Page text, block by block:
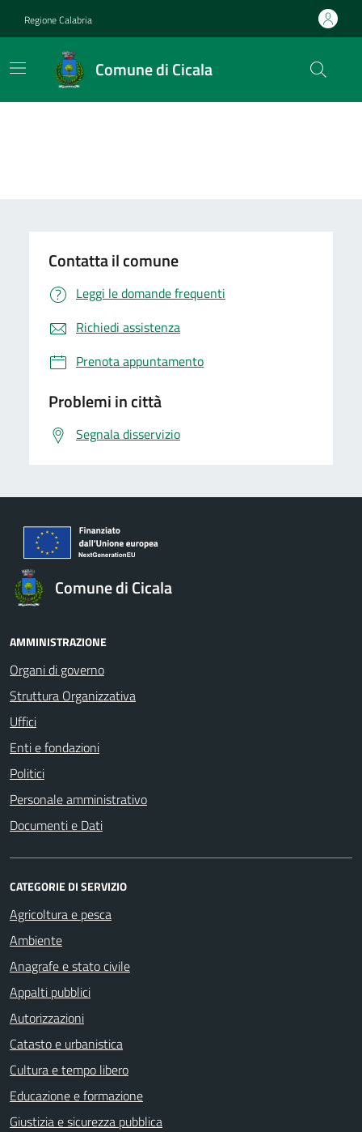
Regione Calabria
Comune di Cicala
Contatta il comune
Leggi le domande frequenti
Richiedi assistenza
Prenota appuntamento
Problemi in città
Segnala disservizio
Comune di Cicala
AMMINISTRAZIONE
Organi di governo
Struttura Organizzativa
Uffici
Enti e fondazioni
Politici
Personale amministrativo
Documenti e Dati
CATEGORIE DI SERVIZIO
Agricoltura e pesca
Ambiente
Anagrafe e stato civile
Appalti pubblici
Autorizzazioni
Catasto e urbanistica
Cultura e tempo libero
Educazione e formazione
Giustizia e sicurezza pubblica